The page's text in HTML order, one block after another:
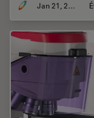
Jan 21, 2025